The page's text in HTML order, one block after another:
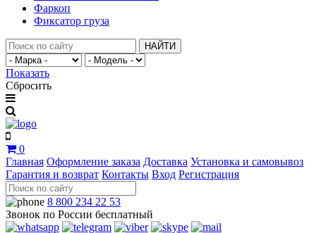
Фаркоп
Фиксатор груза
НАЙТИ
Показать
Сбросить
0
Главная Оформление заказа Доставка Установка и самовывоз
Гарантия и возврат Контакты Вход Регистрация
8 800 234 22 53
Звонок по России бесплатный